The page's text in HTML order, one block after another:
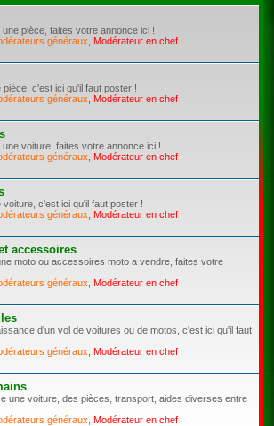
pièce, faites votre annonce ici !
généraux
Modérateur en chef
pièce, c'est ici qu'il faut poster !
généraux
Modérateur en chef
voiture, faites votre annonce ici !
généraux
Modérateur en chef
voiture, c'est ici qu'il faut poster !
généraux
Modérateur en chef
accessoires
moto ou accessoires moto a vendre, faites votre
généraux
Modérateur en chef
d'un vol de voitures ou de motos, c'est ici qu'il faut
généraux
Modérateur en chef
une voiture, des pièces, transport, aides diverses entre
généraux Modérateur en chef